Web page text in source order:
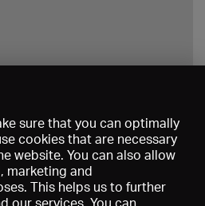
sure that you can optimally
cookies that are necessary
website. You can also allow
marketing and
This helps us to further
our services. You can